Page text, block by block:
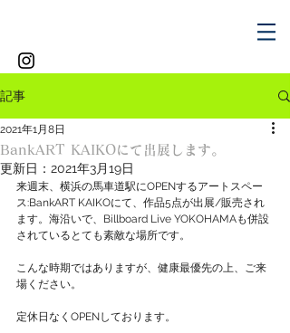
記事
BankART KAIKOにて出展します。
2021年1月8日
更新日： 2021年3月19日
来週末、横浜の馬車道駅にOPENするアートスペー
ス:BankART KAIKOにて、作品5点が出展/販売され
ます。海沿いで、Billboard Live YOKOHAMAも併設
されているとても素敵な場所です。
こんな時期ではありますが、健康最優先の上、ご来
場ください。
定休日なくOPENしております。